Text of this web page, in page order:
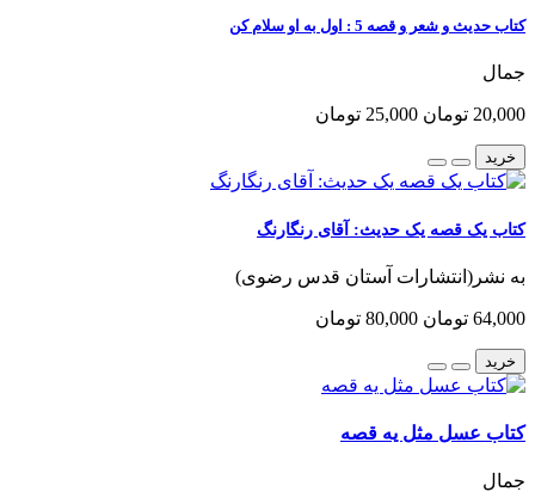
کتاب حدیث و شعر و قصه 5 : اول به او سلام کن
جمال
20,000 تومان 25,000 تومان
خرید
کتاب یک قصه یک حدیث: آقای رنگارنگ
به نشر(انتشارات آستان قدس رضوی)
64,000 تومان 80,000 تومان
خرید
کتاب عسل مثل یه قصه
جمال